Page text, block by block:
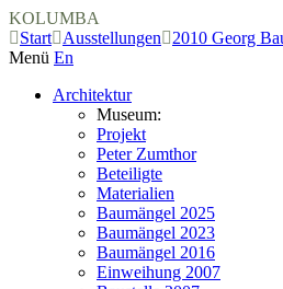
KOLUMBA
Start
Ausstellungen
2010 Georg
Menü En
Architektur
Museum:
Projekt
Peter Zumthor
Beteiligte
Materialien
Baumängel 2025
Baumängel 2023
Baumängel 2016
Einweihung 2007